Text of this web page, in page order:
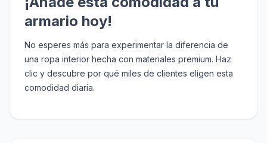
armario hoy!
No esperes más para experimentar la diferencia de
una ropa interior hecha con materiales premium. Haz
clic y descubre por qué miles de clientes eligen esta
comodidad diaria.